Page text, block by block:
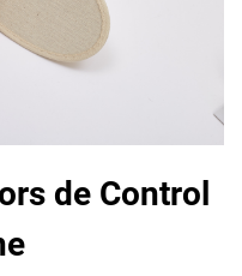
de Control